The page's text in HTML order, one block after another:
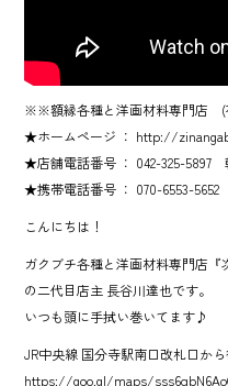
※※額縁各種と洋画材料専門店
★ホームページ ： http://
★店舗電話番号 ： 042-325-5897
★携帯電話番号 ： 070-6553-5652
こんにちは！
ガクブチ各種と洋画材料専門店『
の二代目店主 長谷川達也です。
いつも頭に手拭い巻いてます♪
JR中央線 国分寺駅南口改札口か
https://goo.gl/maps/